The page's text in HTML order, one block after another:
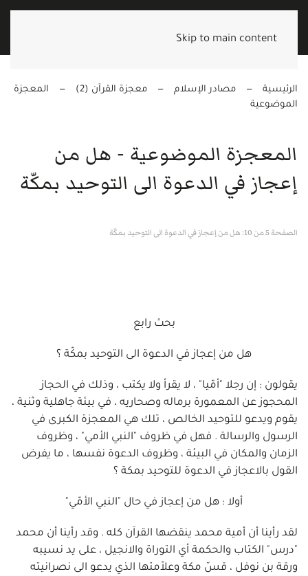
Skip to main content
الرئيسية مصادر الإسلام معجزة القرآن (2)
المعجزة
الموضوعية
المعجزة الموضوعية - هل من
إعجاز في الدعوة الى التوحيد بمكّة
الصفحة 5 من 10: هل من إعجاز في الدعوة الى التوحيد بمكّة
بحث رابع
هل من إعجاز في الدعوة الى التوحيد بمكّة ؟
يقولون : إن رجلا "أمّيا" ، لا يقرأ ولا يكتب ، وذلك في الحجاز
المحجوز عن المعمورة برماله وصحاريه ، في بيئة جاهلية وثنية ،
يقوم ويدعو للتوحيد الخالص ، تلك هي المعجزة الكبرى في
الرسول والرسالة . فهل في ظروف "النبي الأمي" ، وظروف
الزمان والمكان في البيئة ، وظروف الدعوة نفسها ، ما يفرض
القول بالاعجاز في الدعوة للتوحيد بمكة ؟
أولا : هل من إعجاز في حال "النبي الأمّي"
لقد رأينا أن أمية محمد ينقضها القرآن كله . وقد رأينا أن محمد
"درس" الكتاب والحكمة أي التوراة والانجيل ، على يد نسيبه
ورقة بن نوفل ، قسّ مكة وعلاّمتها الذي يدعو الى نصرانيته